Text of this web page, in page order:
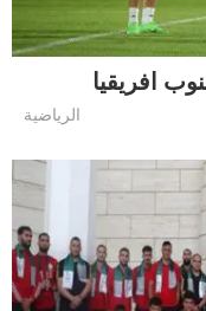
افريقيا
الرياضية